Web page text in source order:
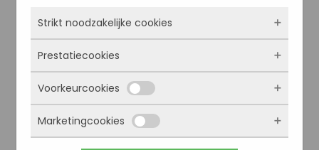
Strikt noodzakelijke cookies
Deze cookies zorgen ervoor dat de website
überhaupt werkt. Ze zijn dus altijd actief en
kunnen niet worden uitgezet. Meestal worden
ze alleen geplaatst als jij iets doet, zoals
inloggen, een formulier invullen of je
privacyvoorkeuren opslaan. Je kunt je browser
zo instellen dat hij deze cookies blokkeert of je
Prestatiecookies
Met deze cookies zien we hoe vaak onze site
bezocht wordt, waar bezoekers vandaan
komen en welke pagina’s populair zijn. Zo
kunnen we de website blijven verbeteren.
Voorkeurcookies
Deze cookies onthouden jouw voorkeuren.
Bijvoorbeeld taalkeuze of ingevulde gegevens.
Marketingcookies